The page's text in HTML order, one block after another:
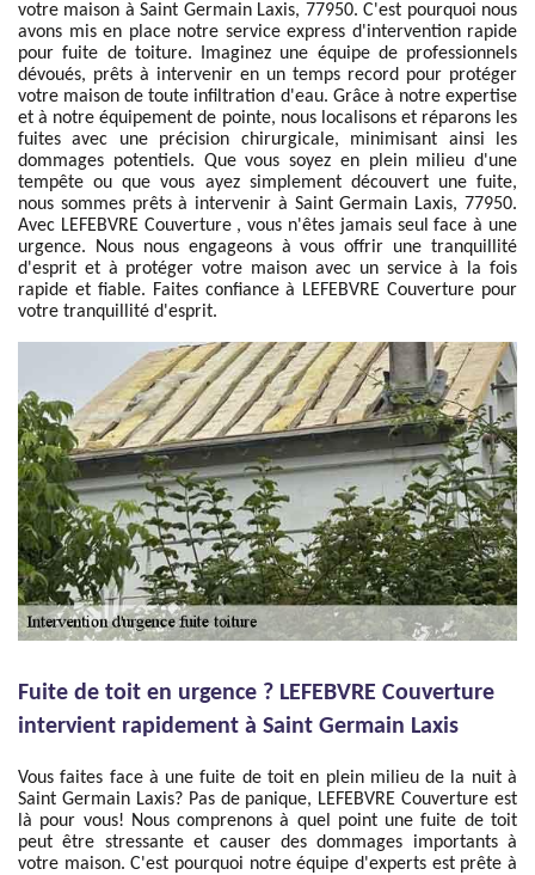
votre maison à Saint Germain Laxis, 77950. C'est pourquoi nous
avons mis en place notre service express d'intervention rapide
pour fuite de toiture. Imaginez une équipe de professionnels
dévoués, prêts à intervenir en un temps record pour protéger
votre maison de toute infiltration d'eau. Grâce à notre expertise
et à notre équipement de pointe, nous localisons et réparons les
fuites avec une précision chirurgicale, minimisant ainsi les
dommages potentiels. Que vous soyez en plein milieu d'une
tempête ou que vous ayez simplement découvert une fuite,
nous sommes prêts à intervenir à Saint Germain Laxis, 77950.
Avec LEFEBVRE Couverture , vous n'êtes jamais seul face à une
urgence. Nous nous engageons à vous offrir une tranquillité
d'esprit et à protéger votre maison avec un service à la fois
rapide et fiable. Faites confiance à LEFEBVRE Couverture pour
votre tranquillité d'esprit.
Fuite de toit en urgence ? LEFEBVRE Couverture
intervient rapidement à Saint Germain Laxis
Vous faites face à une fuite de toit en plein milieu de la nuit à
Saint Germain Laxis? Pas de panique, LEFEBVRE Couverture est
là pour vous! Nous comprenons à quel point une fuite de toit
peut être stressante et causer des dommages importants à
votre maison. C'est pourquoi notre équipe d'experts est prête à